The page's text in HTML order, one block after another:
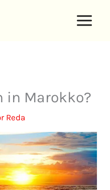
in Marokko?
Reda